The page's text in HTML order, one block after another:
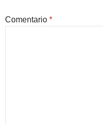
Comentario *